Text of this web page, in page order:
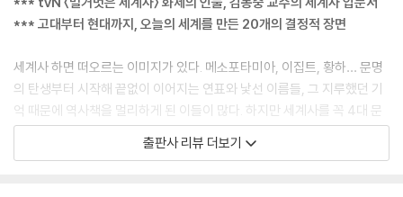
임없이 분쟁이 발생하기도 했는데, 조약이 체결되면서 그런 일이 줄어들었
다. 신성 로마 제국의 제후들은 자신의 영토에 대한 완전한 주권을 부여받
았기 때문이다. 베스트팔렌 조약은 명확한 국경을 설정함으로써 분쟁의 가
능성을 줄이고 국가 간 무역과 교류를 촉진했다. 국경을 존중하는 이 같은
원칙은 오늘날까지 국제법에서 중요한 원칙으로 남아 있다.
--- 「[근대 국가] 오늘날의 국가는 어떻게 탄생했을까?」 중에서
제2차 세계 대전은 우리가 지금 누리는 평화와 자유가 수많은 사람의 희생
*** 고대부터 현대까지, 오늘의 세계를 만든 20개의 결정적 장면
세계사 하면 떠오르는 이미지가 있다. 메소포타미아, 이집트, 황하… 문명
의 탄생부터 시작해 끝없이 이어지는 연표와 낯선 이름들, 그 지루했던 기
억 때문에 역사책을 멀리하게 된 이들이 많다. 하지만 세계사를 꼭 4대 문
명부터 시작해야 할까? 좀 더 쉽고 재밌게 세계사를 읽을 순 없을까? 사실
우리가 꼭 알아야 할 역사는 생각보다 많지 않다. 중요한 것은 지금 우리 삶
출판사 리뷰 더보기